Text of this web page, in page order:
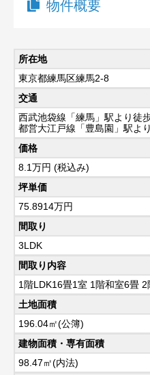
物件概要
所在地
東京都練馬区練馬2-8
交通
西武池袋線「練馬」駅より徒
都営大江戸線「豊島園」駅よ
価格
8.1万円 (税込み)
坪単価
75.8914万円
間取り
3LDK
間取り内容
1階LDK16畳1室 1階和室6畳
土地面積
196.04㎡(公簿)
建物面積・専有面積
98.47㎡(内法)